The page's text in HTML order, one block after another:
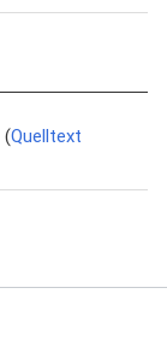
(Quelltext